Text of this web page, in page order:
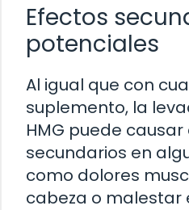
Efectos
potenciales
Al igual que con
suplemento, la
HMG puede
secundarios en
como dolores
cabeza o malestar